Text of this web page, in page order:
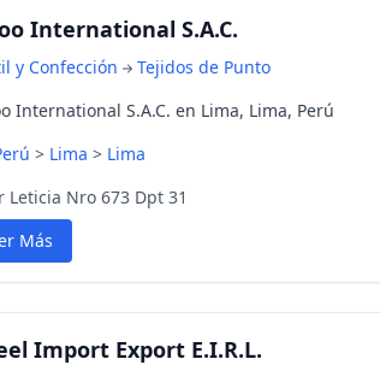
International S.A.C.
y Confección
Tejidos de Punto
International S.A.C. en Lima, Lima, Perú
> Lima > Lima
Leticia Nro 673 Dpt 31
Más
Import Export E.I.R.L.